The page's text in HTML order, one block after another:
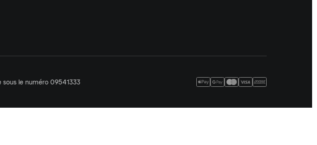
sous le numéro 09541333